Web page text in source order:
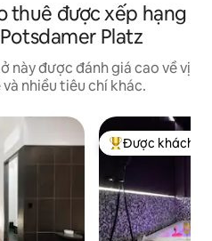
thuê được xếp hạng
Platz
này được đánh giá cao về vị
nhiều tiêu chí khác.
Được khách yêu
Được khách